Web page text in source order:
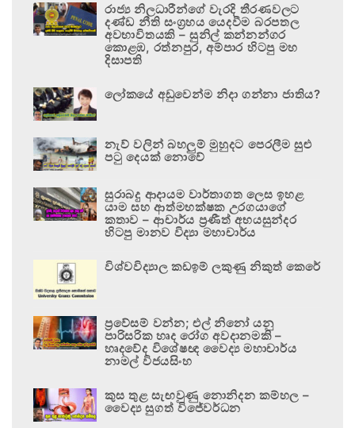
රාජ්‍ය නිලධාරීන්ගේ වැරදි තීරණවලට
දණ්ඩ නීති සංග්‍රහය යෙදවීම බරපතල
අවභාවිතයකි – සුනිල් කන්නන්ගර
කොළඹ, රත්නපුර, අම්පාර හිටපු මහ
දිසාපති
ලෝකයේ අඩුවෙන්ම නිදා ගන්නා ජාතිය?
නැව් වලින් බහලුම් මුහුදට පෙරලීම සුළු
පටු දෙයක් නොවේ
සුරාබදු ආදායම වාර්තාගත ලෙස ඉහළ
යාම සහ ආත්මභක්ෂක උරගයාගේ
කතාව – ආචාර්ය ප්‍රණීත් අභයසුන්දර
හිටපු මානව විද්‍යා මහාචාර්ය
විශ්වවිද්‍යාල කඩඉම් ලකුණු නිකුත් කෙරේ
ප්‍රවේසම් වන්න; එල් නිනෝ යනු
පාරිසරික හෘද රෝග අවදානමකි –
හෘදවේද විශේෂඥ වෛද්‍ය මහාචාර්ය
නාමල් විජයසිංහ
කුස තුළ සැඟවුණු නොනිදන කම්හල –
වෛද්‍ය සුගත් විජේවර්ධන